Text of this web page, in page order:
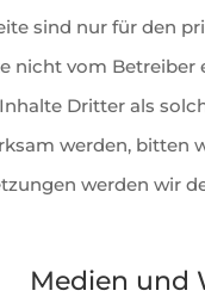
sind nur für den
nicht vom
Dritter als
werden, bitten
werden wir
Medien und